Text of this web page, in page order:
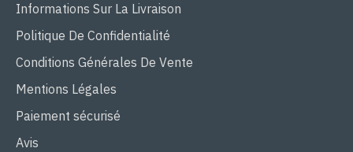
Informations Sur La Livraison
Politique De Confidentialité
Conditions Générales De Vente
Mentions Légales
Paiement sécurisé
Avis